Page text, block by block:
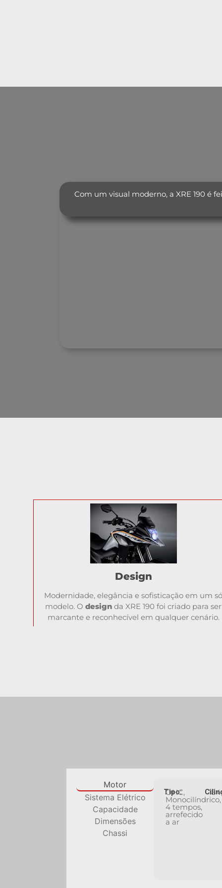
Com um visual moderno, a XRE 190 é
Design
Modernidade, elegância e sofisticação em um
modelo. Odesign da XRE 190 foi criado para ser
marcante e reconhecível em qualquer cenário.
Motor
Sistema Elétrico
Capacidade
Dimensões
Chassi
Tipo:
OHC,
Monocilíndrico,
4 tempos,
arrefecido
a ar